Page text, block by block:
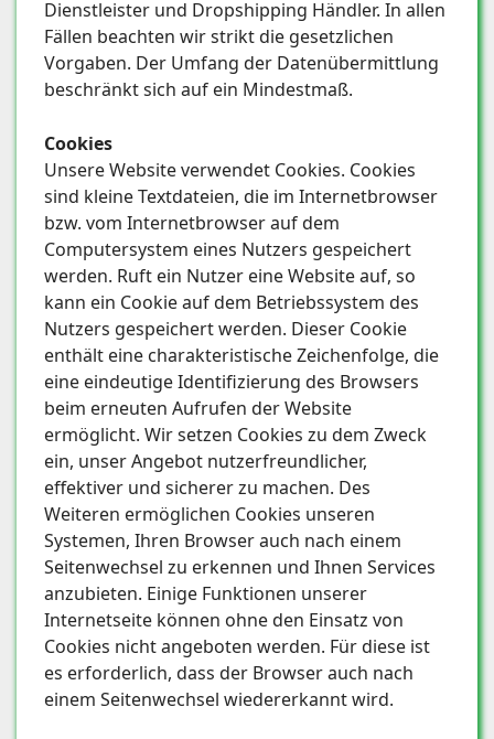
Dienstleister und Dropshipping Händler. In allen
Fällen beachten wir strikt die gesetzlichen
Vorgaben. Der Umfang der Datenübermittlung
beschränkt sich auf ein Mindestmaß.
Cookies
Unsere Website verwendet Cookies. Cookies
sind kleine Textdateien, die im Internetbrowser
bzw. vom Internetbrowser auf dem
Computersystem eines Nutzers gespeichert
werden. Ruft ein Nutzer eine Website auf, so
kann ein Cookie auf dem Betriebssystem des
Nutzers gespeichert werden. Dieser Cookie
enthält eine charakteristische Zeichenfolge, die
eine eindeutige Identifizierung des Browsers
beim erneuten Aufrufen der Website
ermöglicht. Wir setzen Cookies zu dem Zweck
ein, unser Angebot nutzerfreundlicher,
effektiver und sicherer zu machen. Des
Weiteren ermöglichen Cookies unseren
Systemen, Ihren Browser auch nach einem
Seitenwechsel zu erkennen und Ihnen Services
anzubieten. Einige Funktionen unserer
Internetseite können ohne den Einsatz von
Cookies nicht angeboten werden. Für diese ist
es erforderlich, dass der Browser auch nach
einem Seitenwechsel wiedererkannt wird.